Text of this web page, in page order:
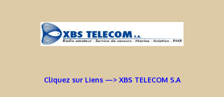
Cliquez sur Liens —> XBS TELECOM S.A